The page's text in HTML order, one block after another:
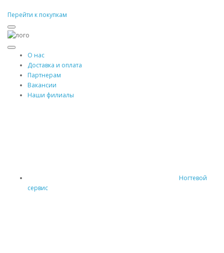
Перейти к покупкам
О нас
Доставка и оплата
Партнерам
Вакансии
Наши филиалы
Ногтевой
сервис